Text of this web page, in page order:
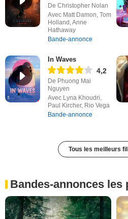
De Christopher Nolan
Avec Matt Damon, Tom
Holland, Anne
Hathaway
Bande-annonce
In Waves
4,2
De Phuong Mai
Nguyen
Avec Lyna Khoudri,
Paul Kircher, Rio Vega
Bande-annonce
Tous les meilleurs
Bandes-annonces les